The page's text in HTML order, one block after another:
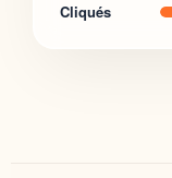
Cliqués